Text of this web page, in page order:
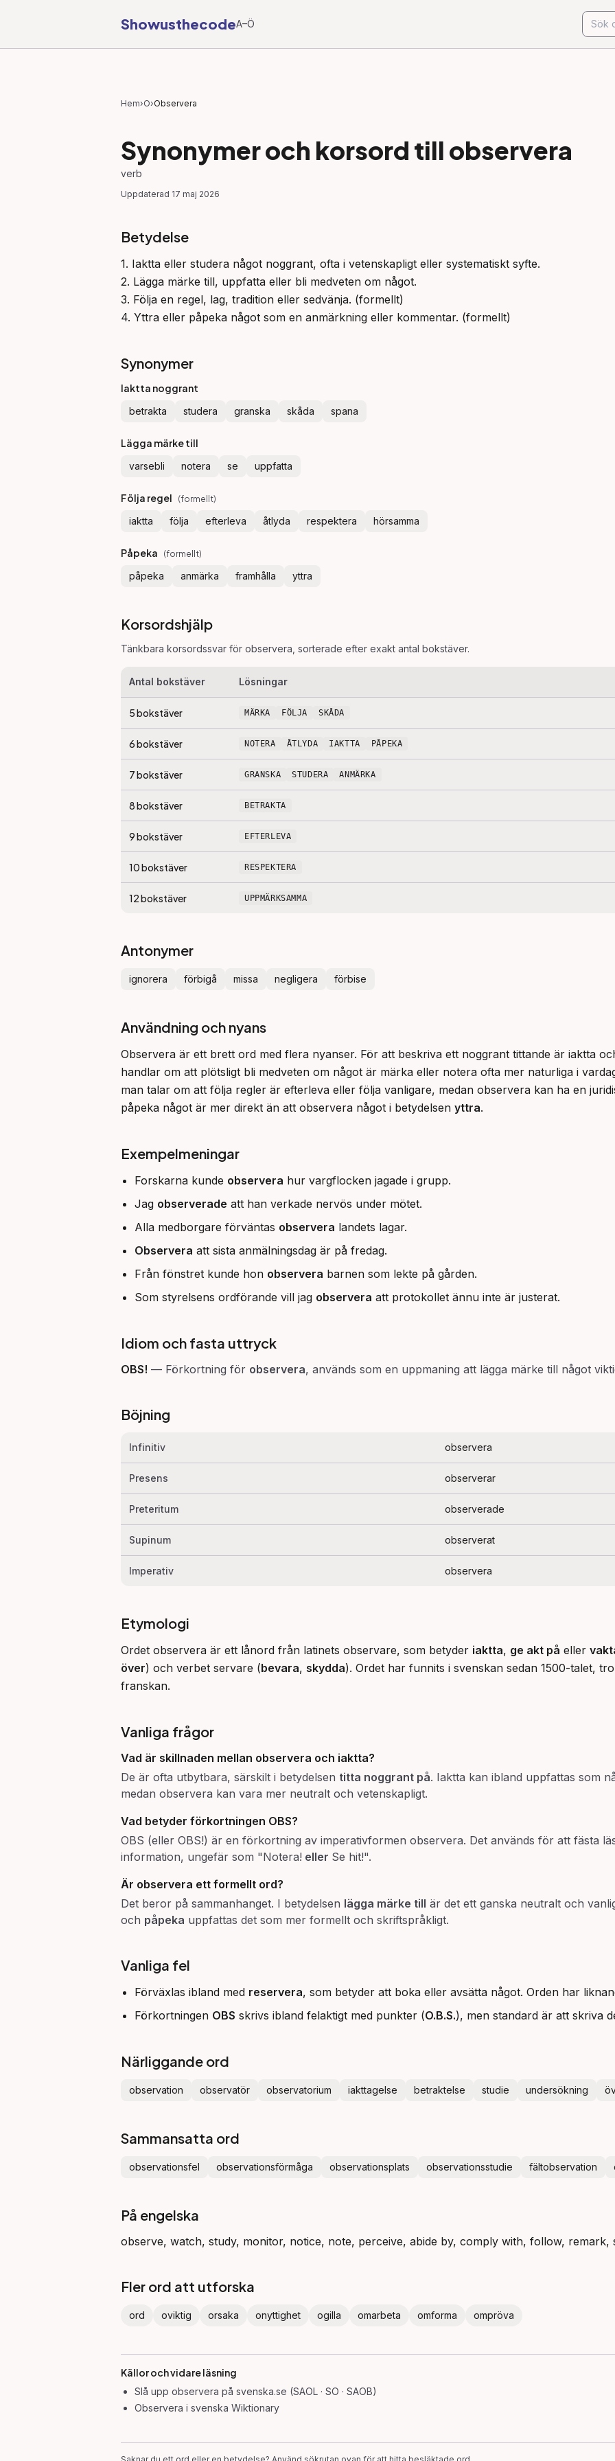
ShowusthecodeA–Ö
Hem›O›Observera
Synonymer och korsord till observera
verb
Uppdaterad 17 maj 2026
Betydelse
1. Iaktta eller studera något noggrant, ofta i vetenskapligt eller systematiskt syfte.
2. Lägga märke till, uppfatta eller bli medveten om något.
3. Följa en regel, lag, tradition eller sedvänja. (formellt)
4. Yttra eller påpeka något som en anmärkning eller kommentar. (formellt)
Synonymer
Iaktta noggrant
betrakta studera granska skåda spana
Lägga märke till
varsebli notera se uppfatta
Följa regel (formellt)
iaktta följa efterleva åtlyda respektera hörsamma
Påpeka (formellt)
påpeka anmärka framhålla yttra
Korsordshjälp
Tänkbara korsordssvar för observera , sorterade efter exakt antal bokstäver.
Antal bokstäver Lösningar
5bokstäver MÄRKA FÖLJA SKÅDA
6bokstäver NOTERA ÅTLYDA IAKTTA PÅPEKA
7bokstäver GRANSKA STUDERA ANMÄRKA
8bokstäver BETRAKTA
9bokstäver EFTERLEVA
10bokstäver RESPEKTERA
12bokstäver UPPMÄRKSAMMA
Antonymer
ignorera förbigå missa negligera förbise
Användning och nyans
Observera är ett brett ord med flera nyanser. För att beskriva ett noggrant tittande är iaktta
handlar om att plötsligt bli medveten om något är märka eller notera ofta mer naturliga i
man talar om att följa regler är efterleva eller följa vanligare, medan observera kan ha en
påpeka något är mer direkt än att observera något i betydelsen yttra.
Exempelmeningar
Forskarna kunde observera hur vargflocken jagade i grupp.
Jag observerade att han verkade nervös under mötet.
Alla medborgare förväntas observera landets lagar.
Observera att sista anmälningsdag är på fredag.
Från fönstret kunde hon observera barnen som lekte på gården.
Som styrelsens ordförande vill jag observera att protokollet ännu inte är justerat.
Idiom och fasta uttryck
OBS! — Förkortning för observera, används som en uppmaning att lägga märke till något
Böjning
Infinitiv observera
Presens observerar
Preteritum observerade
Supinum observerat
Imperativ observera
Etymologi
Ordet observera är ett lånord från latinets observare, som betyder iaktta, ge akt på eller
över) och verbet servare (bevara, skydda). Ordet har funnits i svenskan sedan 1500-talet,
franskan.
Vanliga frågor
Vad är skillnaden mellan observera och iaktta?
De är ofta utbytbara, särskilt i betydelsen titta noggrant på. Iaktta kan ibland uppfattas som
medan observera kan vara mer neutralt och vetenskapligt.
Vad betyder förkortningen OBS?
OBS (eller OBS!) är en förkortning av imperativformen observera. Det används för att fästa
information, ungefär som "Notera! eller Se hit!".
Är observera ett formellt ord?
Det beror på sammanhanget. I betydelsen lägga märke till är det ett ganska neutralt och
och påpeka uppfattas det som mer formellt och skriftspråkligt.
Vanliga fel
Förväxlas ibland med reservera, som betyder att boka eller avsätta något. Orden har
Förkortningen OBS skrivs ibland felaktigt med punkter (O.B.S.), men standard är att skriva
Närliggande ord
observation observatör observatorium iakttagelse betraktelse studie undersökning
Sammansatta ord
observationsfel observationsförmåga observationsplats observationsstudie fältobservation
På engelska
observe, watch, study, monitor, notice, note, perceive, abide by, comply with, follow, remark,
Fler ord att utforska
ord oviktig orsaka onyttighet ogilla omarbeta omforma ompröva
Källor och vidare läsning
Slå upp observera på svenska.se (SAOL · SO · SAOB)
Observera i svenska Wiktionary